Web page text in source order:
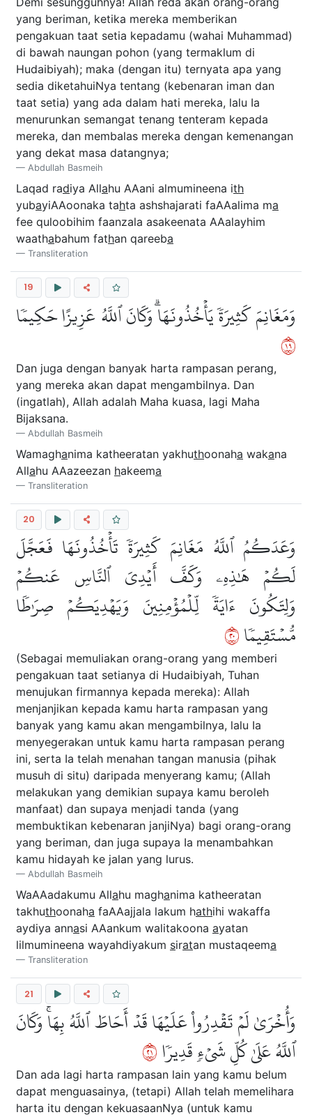
yang beriman, ketika mereka memberikan
pengakuan taat setia kepadamu (wahai Muhammad)
di bawah naungan pohon (yang termaklum di
Hudaibiyah); maka (dengan itu) ternyata apa yang
sedia diketahuiNya tentang (kebenaran iman dan
taat setia) yang ada dalam hati mereka, lalu Ia
menurunkan semangat tenang tenteram kepada
mereka, dan membalas mereka dengan kemenangan
yang dekat masa datangnya;
Abdullah Basmeih
Laqad radiya Allahu AAani almumineena ith
yubayiAAoonaka tahta ashshajarati faAAalima ma
fee quloobihim faanzala asakeenata AAalayhim
waathabahum fathan qareeba
Transliteration
19
وَمَغَانِمَ كَثِيرَةٗ يَأۡخُذُونَهَاۗ وَكَانَ ٱللَّهُ عَزِيزًا حَكِيمٗا
٩١
Dan juga dengan banyak harta rampasan perang,
yang mereka akan dapat mengambilnya. Dan
(ingatlah), Allah adalah Maha kuasa, lagi Maha
Bijaksana.
Abdullah Basmeih
Wamaghanima katheeratan yakhuthoonaha wakana
Allahu AAazeezan hakeema
Transliteration
20
وَعَدَكُمُ ٱللَّهُ مَغَانِمَ كَثِيرَةٗ تَأۡخُذُونَهَا فَعَجَّلَ
لَكُمۡ هَٰذِهِۦ وَكَفَّ أَيۡدِيَ ٱلنَّاسِ عَنكُمۡ
وَلِتَكُونَ ءَايَةٗ لِّلۡمُؤۡمِنِينَ وَيَهۡدِيَكُمۡ صِرَٰطٗا
مُّسۡتَقِيمٗا٠٢
(Sebagai memuliakan orang-orang yang memberi
pengakuan taat setianya di Hudaibiyah, Tuhan
menujukan firmannya kepada mereka): Allah
menjanjikan kepada kamu harta rampasan yang
banyak yang kamu akan mengambilnya, lalu Ia
menyegerakan untuk kamu harta rampasan perang
ini, serta Ia telah menahan tangan manusia (pihak
musuh di situ) daripada menyerang kamu; (Allah
melakukan yang demikian supaya kamu beroleh
manfaat) dan supaya menjadi tanda (yang
membuktikan kebenaran janjiNya) bagi orang-orang
yang beriman, dan juga supaya Ia menambahkan
kamu hidayah ke jalan yang lurus.
Abdullah Basmeih
WaAAadakumu Allahu maghanima katheeratan
takhuthoonaha faAAajjala lakum hathihi wakaffa
aydiya annasi AAankum walitakoona ayatan
lilmumineena wayahdiyakum siratan mustaqeema
Transliteration
21
وَأُخۡرَىٰ لَمۡ تَقۡدِرُواْ عَلَيۡهَا قَدۡ أَحَاطَ ٱللَّهُ بِهَاۚ وَكَانَ
ٱللَّهُ عَلَىٰ كُلِّ شَيۡءٖ قَدِيرٗا١٢
Dan ada lagi harta rampasan lain yang kamu belum
dapat menguasainya, (tetapi) Allah telah memelihara
harta itu dengan kekuasaanNya (untuk kamu